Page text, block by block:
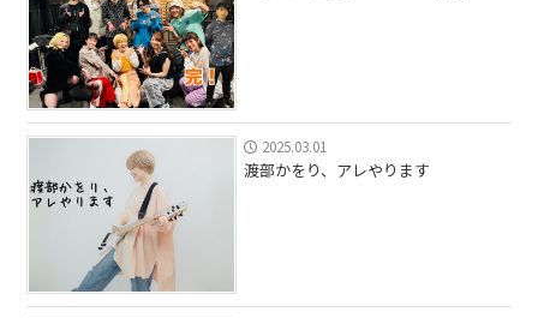
2025.03.01
渡部かをり、アレやります